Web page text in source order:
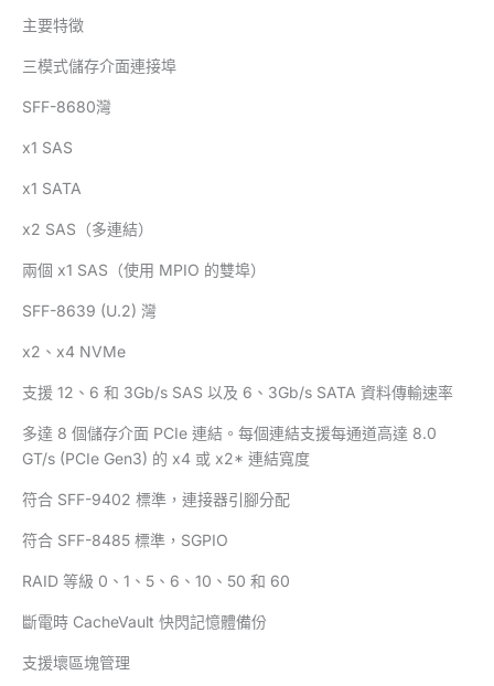
主要特徵
三模式儲存介面連接埠
SFF-8680灣
x1 SAS
x1 SATA
x2 SAS（多連結）
兩個 x1 SAS（使用 MPIO 的雙埠）
SFF-8639 (U.2) 灣
x2、x4 NVMe
支援 12、6 和 3Gb/s SAS 以及 6、3Gb/s SATA 資料傳輸速率
多達 8 個儲存介面 PCIe 連結。每個連結支援每通道高達 8.0
GT/s (PCIe Gen3) 的 x4 或 x2* 連結寬度
符合 SFF-9402 標準，連接器引腳分配
符合 SFF-8485 標準，SGPIO
RAID 等級 0、1、5、6、10、50 和 60
斷電時 CacheVault 快閃記憶體備份
支援壞區塊管理